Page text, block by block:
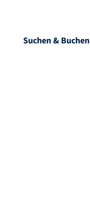
Suchen & Buchen